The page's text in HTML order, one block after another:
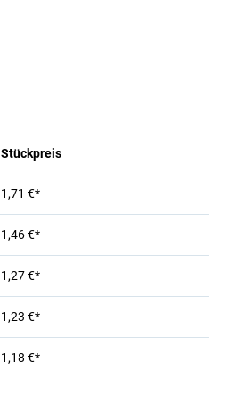
Stückpreis
1,71 €*
1,46 €*
1,27 €*
1,23 €*
1,18 €*